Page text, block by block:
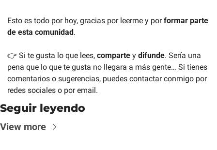
Esto es todo por hoy, gracias por leerme y por formar parte
de esta comunidad.
👉 Si te gusta lo que lees, comparte y difunde. Sería una
pena que lo que te gusta no llegara a más gente… Si tienes
comentarios o sugerencias, puedes contactar conmigo por
redes sociales o por email.
Seguir leyendo
View more